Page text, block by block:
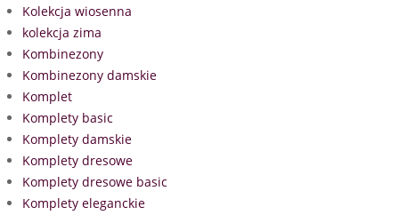
Kolekcja wiosenna
kolekcja zima
Kombinezony
Kombinezony damskie
Komplet
Komplety basic
Komplety damskie
Komplety dresowe
Komplety dresowe basic
Komplety eleganckie